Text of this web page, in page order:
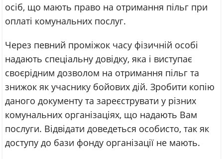
осіб, що мають право на отримання пільг при
оплаті комунальних послуг.
Через певний проміжок часу фізичній особі
надають спеціальну довідку, яка і виступає
своєрідним дозволом на отримання пільг та
знижок як учаснику бойових дій. Зробити копію
даного документу та зареєструвати у різних
комунальних організаціях, що надають Вам
послуги. Відвідати доведеться особисто, так як
доступу до бази фонду організації не мають.